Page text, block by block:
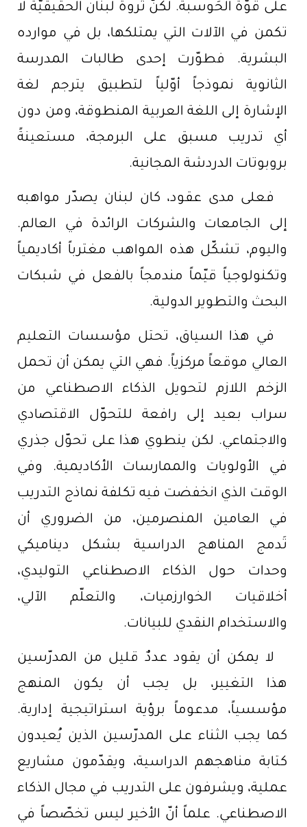
على قوّة الحَوسبة. لكنّ ثروة لبنان الحقيقيّة لا
تكمن في الآلات التي يمتلكها، بل في موارده
البشرية. فطوّرت إحدى طالبات المدرسة
الثانوية نموذجاً أوّلياً لتطبيق يترجم لغة
الإشارة إلى اللغة العربية المنطوقة، ومن دون
أي تدريب مسبق على البرمجة، مستعينةً
بروبوتات الدردشة المجانية.
فعلى مدى عقود، كان لبنان يصدّر مواهبه
إلى الجامعات والشركات الرائدة في العالم.
واليوم، تشكّل هذه المواهب مغترباً أكاديمياً
وتكنولوجياً قيّماً مندمجاً بالفعل في شبكات
البحث والتطوير الدولية.
في هذا السياق، تحتل مؤسسات التعليم
العالي موقعاً مركزياً. فهي التي يمكن أن تحمل
الزخم اللازم لتحويل الذكاء الاصطناعي من
سراب بعيد إلى رافعة للتحوّل الاقتصادي
والاجتماعي. لكن ينطوي هذا على تحوّل جذري
في الأولويات والممارسات الأكاديمية. وفي
الوقت الذي انخفضت فيه تكلفة نماذج التدريب
في العامين المنصرمين، من الضروري أن
تَدمج المناهج الدراسية بشكل ديناميكي
وحدات حول الذكاء الاصطناعي التوليدي،
أخلاقيات الخوارزميات، والتعلّم الآلي،
والاستخدام النقدي للبيانات.
لا يمكن أن يقود عددٌ قليل من المدرّسين
هذا التغيير، بل يجب أن يكون المنهج
مؤسسياً، مدعوماً برؤية استراتيجية إدارية.
كما يجب الثناء على المدرّسين الذين يُعيدون
كتابة مناهجهم الدراسية، ويقدّمون مشاريع
عملية، ويشرفون على التدريب في مجال الذكاء
الاصطناعي. علماً أنّ الأخير ليس تخصّصاً في